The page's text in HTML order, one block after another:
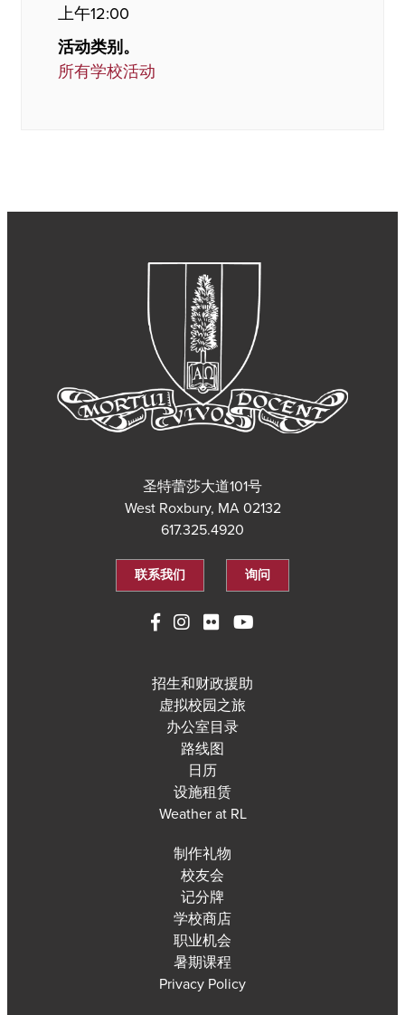
上午12:00
活动类别。
所有学校活动
圣特蕾莎大道101号
West Roxbury, MA 02132
617.325.4920
联系我们 询问
招生和财政援助
虚拟校园之旅
办公室目录
路线图
日历
设施租赁
Weather at RL
制作礼物
校友会
记分牌
学校商店
职业机会
暑期课程
Privacy Policy